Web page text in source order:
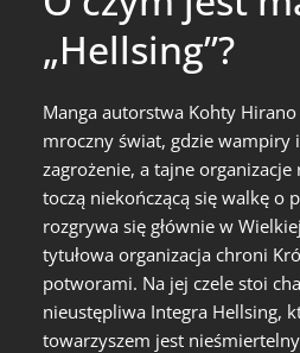
„Hellsing”?
Manga autorstwa Kohty
mroczny świat, gdzie wampiry
zagrożenie, a tajne
toczą niekończącą się walkę o
rozgrywa się głównie w
tytułowa organizacja chroni
potworami. Na jej czele stoi
nieustępliwa Integra Hellsing,
towarzyszem jest